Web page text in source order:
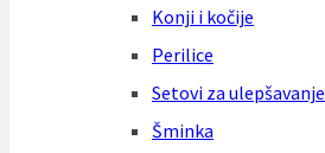
Konji i kočije
Perilice
Setovi za ulepšavanje
Šminka